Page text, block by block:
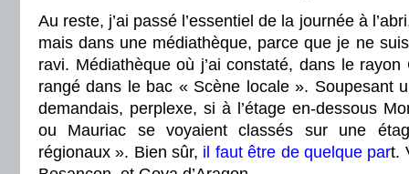
Au reste, j’ai passé l’essentiel de la journée à
mais dans une médiathèque, parce que je ne
ravi. Médiathèque où j’ai constaté, dans le
rangé dans le bac « Scène locale ». Soupesant
demandais, perplexe, si à l’étage en-dessous
ou Mauriac se voyaient classés sur une
régionaux ». Bien sûr, il faut être de quelque part.